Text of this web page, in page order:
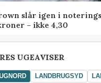
slår igen i
– ikke 4,30
UGEAVISER
LANDBRUGSYD